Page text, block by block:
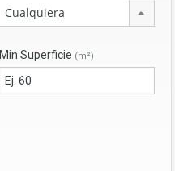
Cualquiera
Min Superficie (m²)